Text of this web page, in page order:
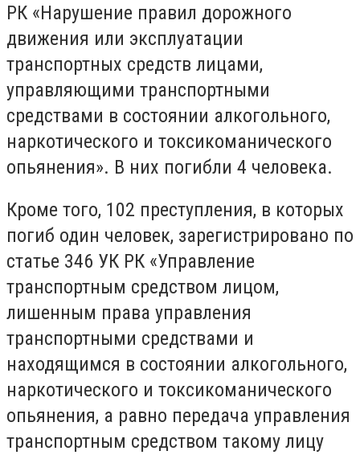
РК «Нарушение правил дорожного
движения или эксплуатации
транспортных средств лицами,
управляющими транспортными
средствами в состоянии алкогольного,
наркотического и токсикоманического
опьянения». В них погибли 4 человека.
Кроме того, 102 преступления, в которых
погиб один человек, зарегистрировано по
статье 346 УК РК «Управление
транспортным средством лицом,
лишенным права управления
транспортными средствами и
находящимся в состоянии алкогольного,
наркотического и токсикоманического
опьянения, а равно передача управления
транспортным средством такому лицу